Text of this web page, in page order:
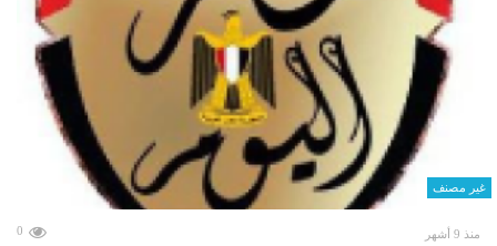
غير مصنف
منذ 9 أشهر 0